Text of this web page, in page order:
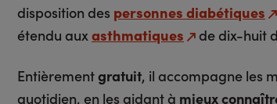
disposition des personnes diabétiques
étendu auxasthmatiques de dix-huit
Entièrementgratuit, il accompagne les
quotidien, en les aidant à mieux